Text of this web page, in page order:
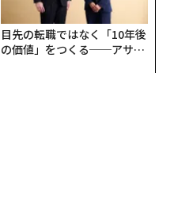
目先の転職ではなく「10年後
の価値」をつくる──アサイ